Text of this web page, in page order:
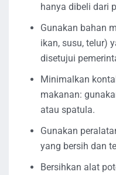
hanya dibeli dari
Gunakan bahan
ikan, susu, telur)
disetujui
Minimalkan
makanan:
atau spatula.
Gunakan
yang bersih dan
Bersihkan alat